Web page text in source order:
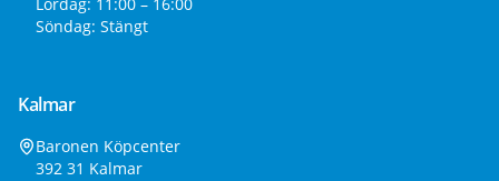
Söndag: Stängt
Kalmar
Baronen Köpcenter
392 31 Kalmar